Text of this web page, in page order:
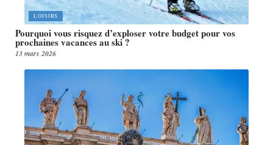
LOISIRS
Pourquoi vous risquez d’exploser votre budget pour vos
prochaines vacances au ski ?
13 mars 2026